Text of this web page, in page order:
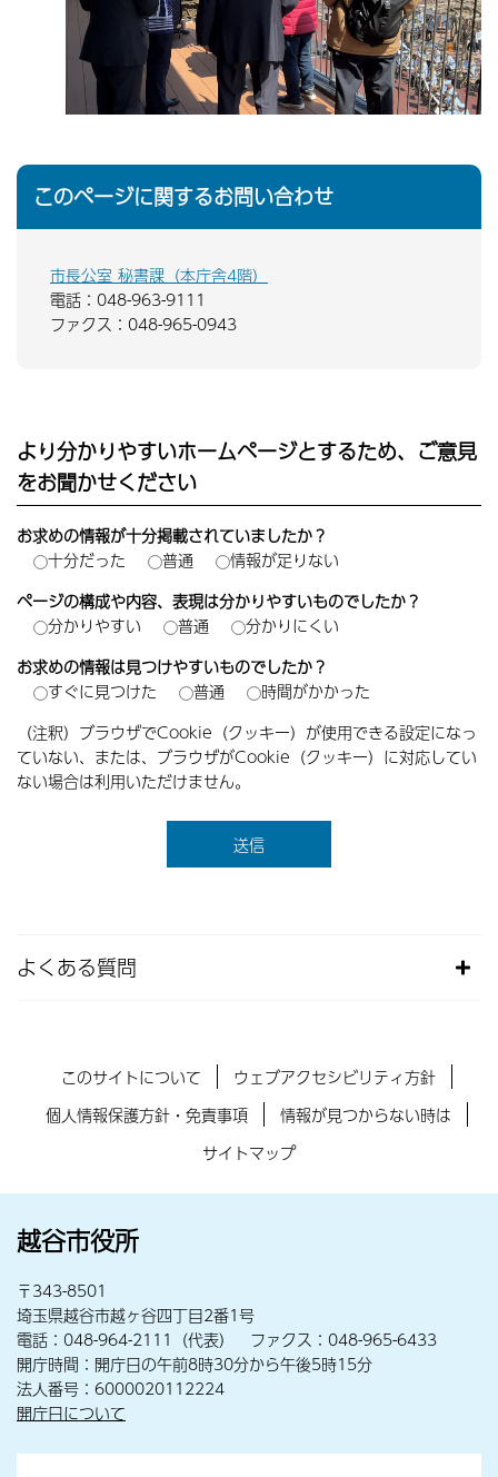
このページに関するお問い合わせ
市長公室 秘書課（本庁舎4階）
電話：048-963-9111
ファクス：048-965-0943
より分かりやすいホームページとするため、ご意見
をお聞かせください
お求めの情報が十分掲載されていましたか？
十分だった
普通
情報が足りない
ページの構成や内容、表現は分かりやすいものでしたか？
分かりやすい
普通
分かりにくい
お求めの情報は見つけやすいものでしたか？
すぐに見つけた
普通
時間がかかった
（注釈）ブラウザでCookie（クッキー）が使用できる設定になっ
ていない、または、ブラウザがCookie（クッキー）に対応してい
ない場合は利用いただけません。
よくある質問
このサイトについて
ウェブアクセシビリティ方針
個人情報保護方針・免責事項
情報が見つからない時は
サイトマップ
越谷市役所
〒343-8501
埼玉県越谷市越ヶ谷四丁目2番1号
電話：048-964-2111（代表） ファクス：048-965-6433
開庁時間：開庁日の午前8時30分から午後5時15分
法人番号：6000020112224
開庁日について